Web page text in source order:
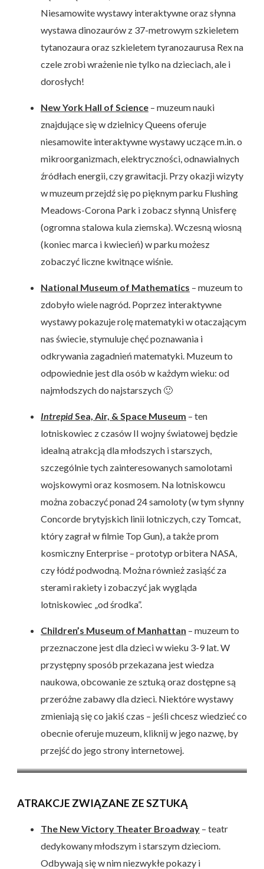
Niesamowite wystawy interaktywne oraz słynna
wystawa dinozaurów z 37-metrowym szkieletem
tytanozaura oraz szkieletem tyranozaurusa Rex na
czele zrobi wrażenie nie tylko na dzieciach, ale i
dorosłych!
New York Hall of Science – muzeum nauki
znajdujące się w dzielnicy Queens oferuje
niesamowite interaktywne wystawy uczące m.in. o
mikroorganizmach, elektryczności, odnawialnych
źródłach energii, czy grawitacji. Przy okazji wizyty
w muzeum przejdź się po pięknym parku Flushing
Meadows-Corona Park i zobacz słynną Unisferę
(ogromna stalowa kula ziemska). Wczesną wiosną
(koniec marca i kwiecień) w parku możesz
zobaczyć liczne kwitnące wiśnie.
National Museum of Mathematics – muzeum to
zdobyło wiele nagród. Poprzez interaktywne
wystawy pokazuje rolę matematyki w otaczającym
nas świecie, stymuluje chęć poznawania i
odkrywania zagadnień matematyki. Muzeum to
odpowiednie jest dla osób w każdym wieku: od
najmłodszych do najstarszych 🙂
IntrepidSea, Air, & Space Museum – ten
lotniskowiec z czasów II wojny światowej będzie
idealną atrakcją dla młodszych i starszych,
szczególnie tych zainteresowanych samolotami
wojskowymi oraz kosmosem. Na lotniskowcu
można zobaczyć ponad 24 samoloty (w tym słynny
Concorde brytyjskich linii lotniczych, czy Tomcat,
który zagrał w filmie Top Gun), a także prom
kosmiczny Enterprise – prototyp orbitera NASA,
czy łódź podwodną. Można również zasiąść za
sterami rakiety i zobaczyć jak wygląda
lotniskowiec „od środka”.
Children’s Museum of Manhattan – muzeum to
przeznaczone jest dla dzieci w wieku 3-9 lat. W
przystępny sposób przekazana jest wiedza
naukowa, obcowanie ze sztuką oraz dostępne są
przeróżne zabawy dla dzieci. Niektóre wystawy
zmieniają się co jakiś czas – jeśli chcesz wiedzieć co
obecnie oferuje muzeum, kliknij w jego nazwę, by
przejść do jego strony internetowej.
ATRAKCJE ZWIĄZANE ZE SZTUKĄ
The New Victory Theater Broadway – teatr
dedykowany młodszym i starszym dzieciom.
Odbywają się w nim niezwykłe pokazy i